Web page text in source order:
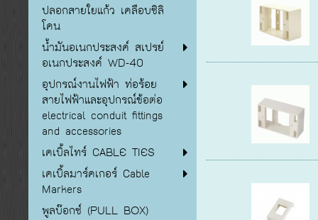
ปลอกสายใยแก้ว เคลือบซิลิ
โคน
น้ำมันอเนกประสงค์ สเปรย์
อเนกประสงค์ WD-40
อุปกรณ์งานไฟฟ้า ท่อร้อย
สายไฟฟ้าและอุปกรณ์ข้อต่อ
electrical conduit fittings
and accessories
เคเบิ้ลไทร์ CABLE TIES
เคเบิ้ลมาร์คเกอร์ Cable
Markers
พูลบ๊อกซ์ (PULL BOX)